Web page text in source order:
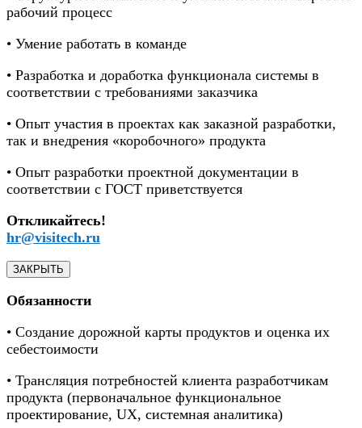
рабочий процесс
• Умение работать в команде
• Разработка и доработка функционала системы в
соответствии с требованиями заказчика
• Опыт участия в проектах как заказной разработки,
так и внедрения «коробочного» продукта
• Опыт разработки проектной документации в
соответствии с ГОСТ приветствуется
Откликайтесь!
hr@visitech.ru
ЗАКРЫТЬ
Обязанности
• Создание дорожной карты продуктов и оценка их
себестоимости
• Трансляция потребностей клиента разработчикам
продукта (первоначальное функциональное
проектирование, UX, системная аналитика)